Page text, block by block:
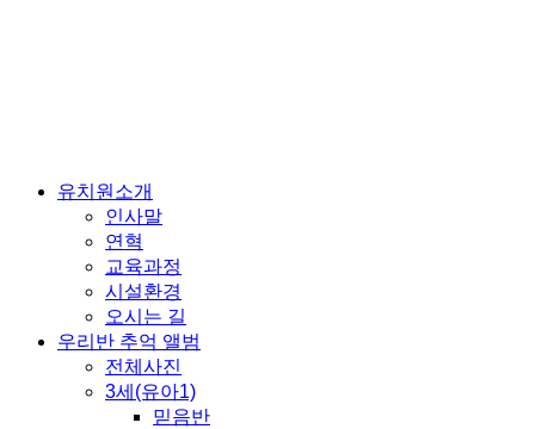
유치원소개
인사말
연혁
교육과정
시설환경
오시는 길
우리반 추억 앨범
전체사진
3세(유아1)
믿음반